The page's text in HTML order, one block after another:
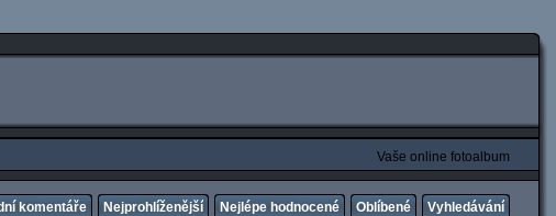
Vaše online fotoalbum
komentáře Nejprohlíženější Nejlépe hodnocené Oblíbené Vyhledávání